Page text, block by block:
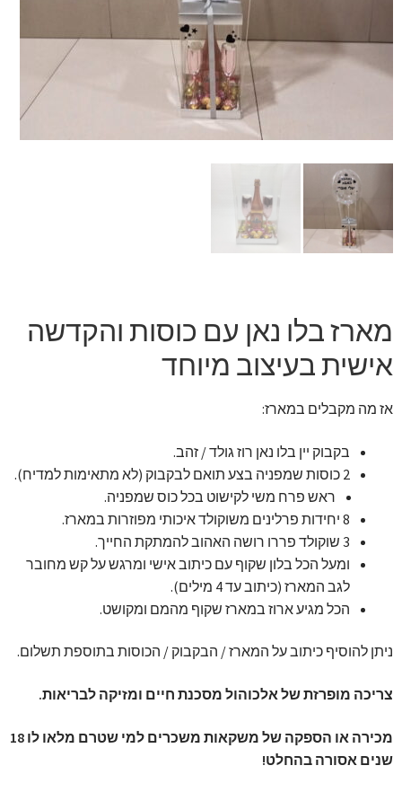
בלונים בראשון לציון
תשלום
מחירון משלוחי בלונים
מארז בלו נאן עם כוסות והקדשה
אישית בעיצוב מיוחד
אז מה מקבלים במארז:
בקבוק יין בלו נאן רוז גולד / זהב.
2 כוסות שמפניה בצע תואם לבקבוק (לא מתאימות למדיח).
ראש פרח משי לקישוט בכל כוס שמפניה.
8 יחידות פרלינים משוקולד איכותי מפוזרות במארז.
3 שוקולד פררו רושה האהוב להמתקת החייך.
ומעל הכל בלון שקוף עם כיתוב אישי ומרגש על קש מחובר
לגב המארז (כיתוב עד 4 מילים).
הכל מגיע ארוז במארז שקוף מהמם ומקושט.
ניתן להוסיף כיתוב על המארז / הבקבוק / הכוסות בתוספת תשלום.
צריכה מופרזת של אלכוהול מסכנת חיים ומזיקה לבריאות.
מכירה או הספקה של משקאות משכרים למי שטרם מלאו לו 18
שנים אסורה בהחלט!